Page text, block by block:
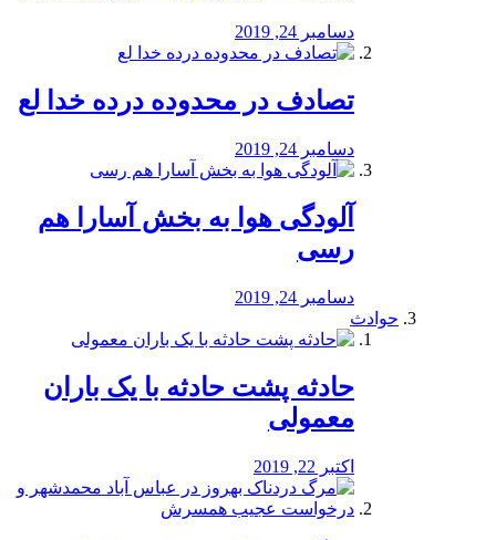
دسامبر 24, 2019
تصادف در محدوده درده خدا لع
دسامبر 24, 2019
آلودگی هوا به بخش آسارا هم
رسی
دسامبر 24, 2019
حوادث
️حادثه پشت حادثه با یک باران
معمولی
اکتبر 22, 2019